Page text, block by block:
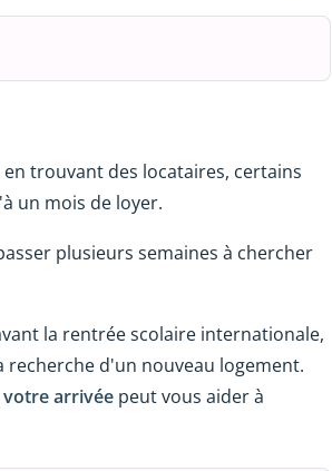
en trouvant des locataires, certains
un mois de loyer.
plusieurs semaines à chercher
la rentrée scolaire internationale,
d'un nouveau logement.
arrivée peut vous aider à